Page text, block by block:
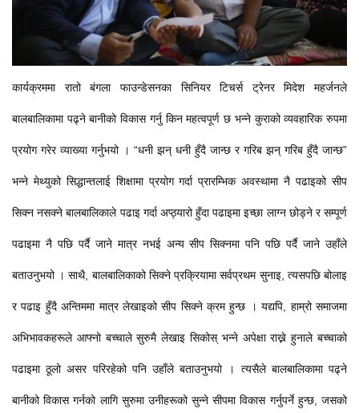
कार्यक्रममा रातो बंगला फाउन्डेसनका सिनियर टिचर्स ट्रेनर मिदेश महर्जनले
बालबालिकामा पढ्ने बानीको विकास गर्नु किन महत्वपूर्ण छ भन्ने कुराको व्यवहारिक रुपमा
प्रयोग गरेर व्याख्या गर्नुभयो । “धनी झन् धनी हुँदै जान्छ र गरिब झन् गरिब हुँदै जान्छ”
भन्ने मेथ्युको सिद्धान्तलाई शिक्षामा प्रयोग गर्दा प्रारम्भिक अवस्थामा नै पढाइको सीप
सिक्न नसक्ने बालबालिकाले पढाइ गर्दा अप्ठ्यारो हुँदा पढाइमा इच्छा लाग्न छोड्ने र सम्पूर्ण
पढाइमा नै पछि पर्दै जाने मात्र नभई अन्य सीप सिक्नमा पनि पछि पर्दै जाने उहाँले
बताउनुभयो । साथै, बालबालिकाको सिक्ने प्रक्रियामा सर्वप्रथम सुनाइ, त्यसपछि बोलाइ
र पढाइ हुँदै अन्तिममा मात्र लेखाइको सीप सिक्ने क्रम हुन्छ । यद्यपि, हाम्रो समाजमा
अभिभावकहरूले आफ्नो बच्चाले सुरुमै लेखाइ सिकोस् भन्ने अपेक्षा राख्ने हुनाले बच्चाको
पढाइमा ठूलो असर परिरहेको पनि उहाँले बताउनुभयो । त्यसैले बालबालिकामा पढ्ने
बानीको विकास गर्नको लागि सुरुमा उनीहरूको सुन्ने सीपमा विकास गर्नुपर्ने हुन्छ, जसको